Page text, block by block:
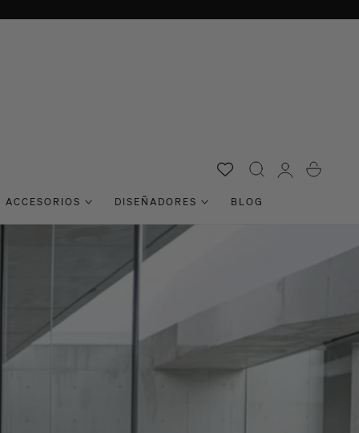
ACCESORIOS DISEÑADORES BLOG
Acceso Carro